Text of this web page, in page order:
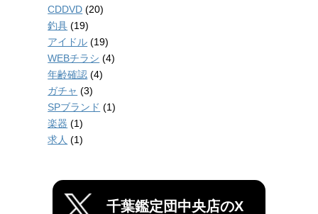
CDDVD (20)
釣具 (19)
アイドル (19)
WEBチラシ (4)
年齢確認 (4)
ガチャ (3)
SPブランド (1)
楽器 (1)
求人 (1)
千葉鑑定団中央店のX